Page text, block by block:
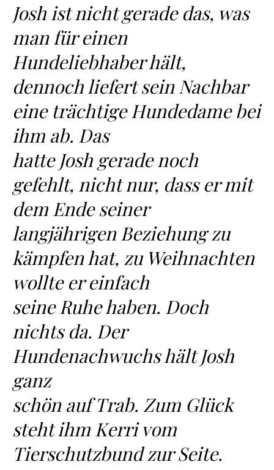
Josh ist nicht gerade das, was
man für einen
Hundeliebhaber hält,
dennoch liefert sein Nachbar
eine trächtige Hundedame bei
ihm ab. Das
hatte Josh gerade noch
gefehlt, nicht nur, dass er mit
dem Ende seiner
langjährigen Beziehung zu
kämpfen hat, zu Weihnachten
wollte er einfach
seine Ruhe haben. Doch
nichts da. Der
Hundenachwuchs hält Josh
ganz
schön auf Trab. Zum Glück
steht ihm Kerri vom
Tierschutzbund zur Seite.